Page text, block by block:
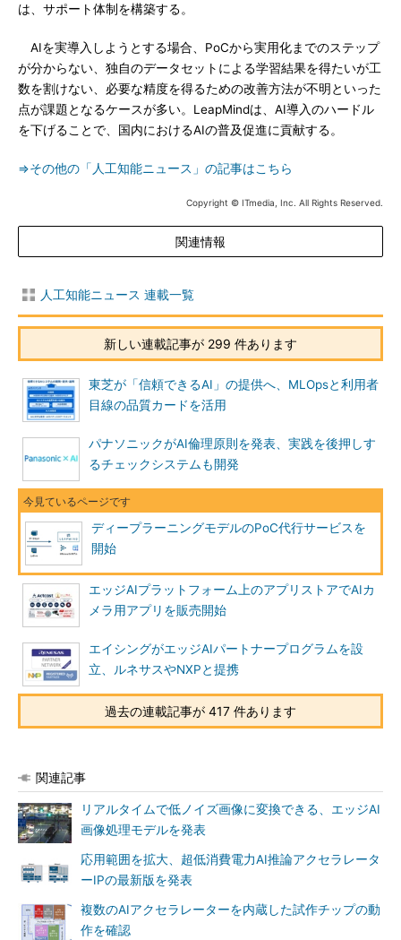
は、サポート体制を構築する。
AIを実導入しようとする場合、PoCから実用化までのステップ
が分からない、独自のデータセットによる学習結果を得たいが工
数を割けない、必要な精度を得るための改善方法が不明といった
点が課題となるケースが多い。LeapMindは、AI導入のハードル
を下げることで、国内におけるAIの普及促進に貢献する。
⇒その他の「人工知能ニュース」の記事はこちら
Copyright © ITmedia, Inc. All Rights Reserved.
関連情報
人工知能ニュース 連載一覧
新しい連載記事が 299 件あります
東芝が「信頼できるAI」の提供へ、MLOpsと利用者
目線の品質カードを活用
パナソニックがAI倫理原則を発表、実践を後押しす
るチェックシステムも開発
ディープラーニングモデルのPoC代行サービスを
開始
エッジAIプラットフォーム上のアプリストアでAIカ
メラ用アプリを販売開始
エイシングがエッジAIパートナープログラムを設
立、ルネサスやNXPと提携
過去の連載記事が 417 件あります
関連記事
リアルタイムで低ノイズ画像に変換できる、エッジAI
画像処理モデルを発表
応用範囲を拡大、超低消費電力AI推論アクセラレータ
ーIPの最新版を発表
複数のAIアクセラレーターを内蔵した試作チップの動
作を確認